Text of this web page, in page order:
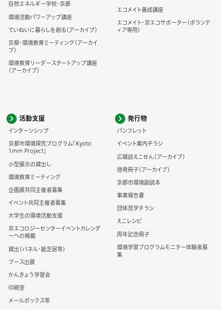
自然エネルギー学校・京都
環境活動パワーアップ講座
ていねいに暮らしを創る（アーカイブ）
京都・環境教育ミーティング（アーカイ
ブ）
環境教育リーダースタートアップ講座
（アーカイブ）
エコメイト養成講座
エコメイト・京エコサポーター(ボランテ
ィア専用)
活動支援
インターンシップ
京都市環境探究プログラム「Kyoto
1mm Project」
小型展示の貸出し
環境教育ミーティング
企画展共同主催者募集
イベント共同主催者募集
大学生の環境活動支援
京エコロジーセンターイベントカレンダ
ーへの掲載
貸出（パネル・紙芝居等）
ブース出展
かんきょう学習会
印刷室
メールボックス等
発行物
パンフレット
イベント案内チラシ
広報誌えこせん（アーカイブ）
啓発冊子（アーカイブ）
京都市環境副読本
事業報告書
団体見学チラシ
えこレシピ
周年記念冊子
環境学習プログラムモニター体験者募
集